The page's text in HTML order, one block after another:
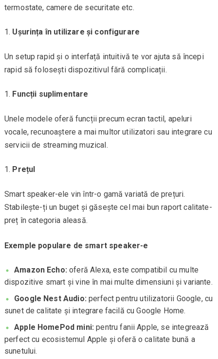
termostate, camere de securitate etc.
Ușurința în utilizare și configurare
Un setup rapid și o interfață intuitivă te vor ajuta să începi
rapid să folosești dispozitivul fără complicații.
Funcții suplimentare
Unele modele oferă funcții precum ecran tactil, apeluri
vocale, recunoaștere a mai multor utilizatori sau integrare cu
servicii de streaming muzical.
Prețul
Smart speaker-ele vin într-o gamă variată de prețuri.
Stabilește-ți un buget și găsește cel mai bun raport calitate-
preț în categoria aleasă.
Exemple populare de smart speaker-e
Amazon Echo: oferă Alexa, este compatibil cu multe
dispozitive smart și vine în mai multe dimensiuni și variante.
Google Nest Audio: perfect pentru utilizatorii Google, cu
sunet de calitate și integrare facilă cu Google Home.
Apple HomePod mini: pentru fanii Apple, se integrează
perfect cu ecosistemul Apple și oferă o calitate bună a
sunetului.